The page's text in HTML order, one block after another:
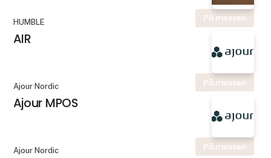
På messen
HUMBLE
AIR
På messen
Ajour Nordic
Ajour MPOS
På messen
Ajour Nordic